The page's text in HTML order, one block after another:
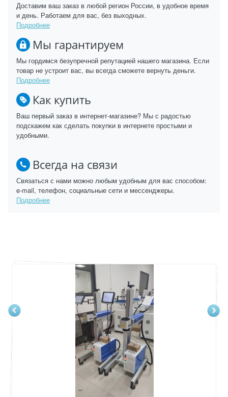
Доставим ваш заказ в любой регион России, в удобное время
и день. Работаем для вас, без выходных.
Подробнее
Мы гарантируем
Мы гордимся безупречной репутацией нашего магазина. Если
товар не устроит вас, вы всегда сможете вернуть деньги.
Подробнее
Как купить
Ваш первый заказ в интернет-магазине? Мы с радостью
подскажем как сделать покупки в интернете простыми и
удобными.
Всегда на связи
Связаться с нами можно любым удобным для вас способом:
e-mail, телефон, социальные сети и мессенджеры.
Подробнее